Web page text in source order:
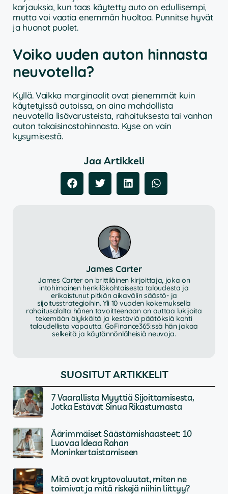
korjauksia, kun taas käytetty auto on edullisempi,
mutta voi vaatia enemmän huoltoa. Punnitse hyvät
ja huonot puolet.
Voiko uuden auton hinnasta
neuvotella?
Kyllä. Vaikka marginaalit ovat pienemmät kuin
käytetyissä autoissa, on aina mahdollista
neuvotella lisävarusteista, rahoituksesta tai vanhan
auton takaisinostohinnasta. Kyse on vain
kysymisestä.
Jaa Artikkeli
James Carter
James Carter on brittiläinen kirjoittaja, joka on
intohimoinen henkilökohtaisesta taloudesta ja
erikoistunut pitkän aikavälin säästö- ja
sijoitusstrategioihin. Yli 10 vuoden kokemuksella
rahoitusalalta hänen tavoitteenaan on auttaa lukijoita
tekemään älykkäitä ja kestäviä päätöksiä kohti
taloudellista vapautta. GoFinance365:ssä hän jakaa
selkeitä ja käytännönläheisiä neuvoja.
SUOSITUT ARTIKKELIT
7 Vaarallista Myyttiä Sijoittamisesta,
Jotka Estävät Sinua Rikastumasta
Äärimmäiset Säästämishaasteet: 10
Luovaa Ideaa Rahan
Moninkertaistamiseen
Mitä ovat kryptovaluutat, miten ne
toimivat ja mitä riskejä niihin liittyy?